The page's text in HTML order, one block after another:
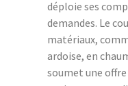
déploie ses
demandes. Le
matériaux,
ardoise, en
soumet une